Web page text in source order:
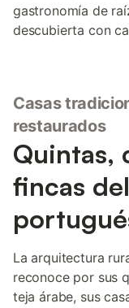
gastronomía de
descubierta con
Casas
restaurados
Quintas,
fincas
La arquitectura
reconoce por sus
teja árabe, sus